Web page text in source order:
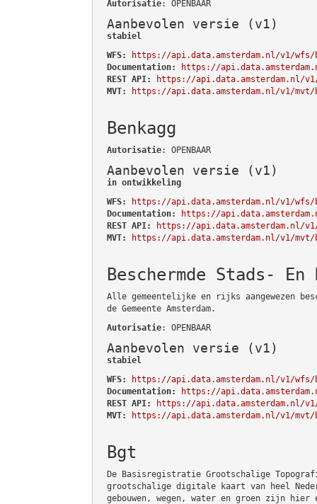
Autorisatie: OPENBAAR
Aanbevolen versie (v1)
stabiel
WFS:
https://api.data.amsterdam.nl/v1/wfs/
Documentation:
https://
REST API:
https://api.data.amsterdam.nl/
MVT:
https://api.data.amsterdam.nl/v1/mvt/
Benkagg
Autorisatie: OPENBAAR
Aanbevolen versie (v1)
in ontwikkeling
WFS:
https://api.data.amsterdam.nl/v1/wfs/
Documentation:
https://
REST API:
https://api.data.amsterdam.nl/v1/
MVT:
https://api.data.amsterdam.nl/v1/mvt/
Beschermde Stads-
Alle gemeentelijke en rijks aangewezen
de Gemeente Amsterdam.
Autorisatie: OPENBAAR
Aanbevolen versie (v1)
stabiel
WFS:
https://api.data.amsterdam.nl/v1/wfs/
Documentation:
https://
REST API:
https://api.data.amsterdam.nl/v1/
MVT:
https://api.data.amsterdam.nl/v1/mvt/
Bgt
De Basisregistratie Grootschalige
grootschalige digitale kaart van heel
gebouwen, wegen, water en groen zijn hier